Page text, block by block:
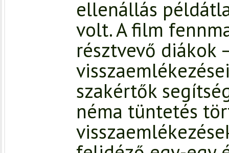
ellenállás
volt. A film
résztvevő diákok
szakértők
néma tüntetés